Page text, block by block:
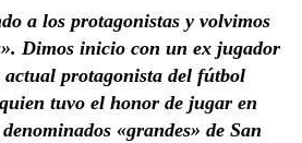
a los protagonistas y volvimos
Dimos inicio con un ex jugador
actual protagonista del fútbol
tuvo el honor de jugar en
«grandes» de San